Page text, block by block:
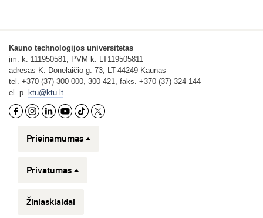
Kauno technologijos universitetas
įm. k. 111950581, PVM k. LT119505811
adresas K. Donelaičio g. 73, LT-44249 Kaunas
tel. +370 (37) 300 000, 300 421, faks. +370 (37) 324 144
el. p. ktu@ktu.lt
Prieinamumas
Privatumas
Žiniasklaidai